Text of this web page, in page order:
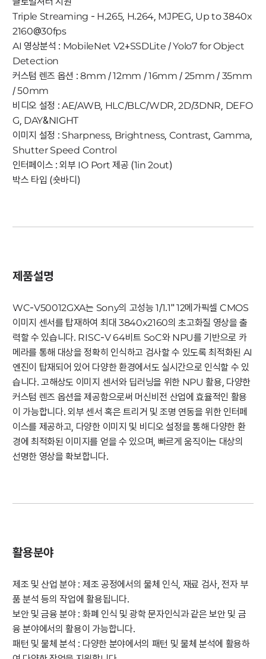
Triple Streaming - H.265, H.264, MJPEG, Up to 3840x
2160@30fps
AI 영상분석 : MobileNet V2+SSDLite / Yolo7 for Object
Detection
커스텀 렌즈 옵션 : 8mm / 12mm / 16mm / 25mm / 35mm
/ 50mm
비디오 설정 : AE/AWB, HLC/BLC/WDR, 2D/3DNR, DEFO
G, DAY&NIGHT
이미지 설정 : Sharpness, Brightness, Contrast, Gamma,
Shutter Speed Control
인터페이스 : 외부 IO Port 제공 (1in 2out)
박스 타입 (숏바디)
제품설명
WC-V50012GXA는 Sony의 고성능 1/1.1" 12메가픽셀 CMOS
이미지 센서를 탑재하여 최대 3840x2160의 초고화질 영상을 출
력할 수 있습니다. RISC-V 64비트 SoC와 NPU를 기반으로 카
메라를 통해 대상을 정확히 인식하고 검사할 수 있도록 최적화된 AI
엔진이 탑재되어 있어 다양한 환경에서도 실시간으로 인식할 수 있
습니다. 고해상도 이미지 센서와 딥러닝을 위한 NPU 활용, 다양한
커스텀 렌즈 옵션을 제공함으로써 머신비전 산업에 효율적인 활용
이 가능합니다. 외부 센서 혹은 트리거 및 조명 연동을 위한 인터페
이스를 제공하고, 다양한 이미지 및 비디오 설정을 통해 다양한 환
경에 최적화된 이미지를 얻을 수 있으며, 빠르게 움직이는 대상의
선명한 영상을 확보합니다.
활용분야
제조 및 산업 분야 : 제조 공정에서의 물체 인식, 재료 검사, 전자 부
품 분석 등의 작업에 활용됩니다.
보안 및 금융 분야 : 화폐 인식 및 광학 문자인식과 같은 보안 및 금
융 분야에서의 활용이 가능합니다.
패턴 및 물체 분석 : 다양한 분야에서의 패턴 및 물체 분석에 활용하